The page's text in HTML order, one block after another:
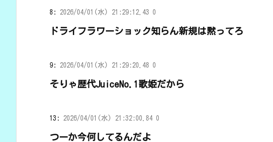
8: 2026/04/01(水) 21:29:12.43 0
ドライフラワーショック知らん新規は黙ってろ
9: 2026/04/01(水) 21:29:20.48 0
そりゃ歴代JuiceNo.1歌姫だから
13: 2026/04/01(水) 21:32:00.84 0
つーか今何してるんだよ